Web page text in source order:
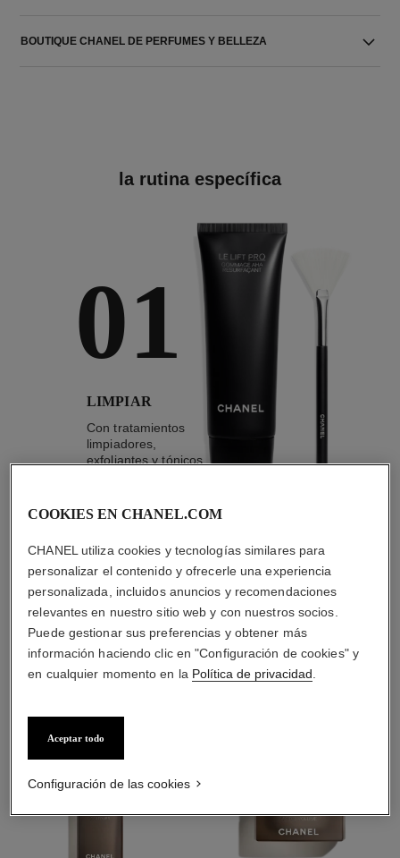
BOUTIQUE CHANEL DE PERFUMES Y BELLEZA
la rutina específica
01
LIMPIAR
Con tratamientos
limpiadores,
exfoliantes y tónicos
LA COMBINACIÓN PERFECTA
COOKIES EN CHANEL.COM
CHANEL utiliza cookies y tecnologías similares para
personalizar el contenido y ofrecerle una experiencia
personalizada, incluidos anuncios y recomendaciones
relevantes en nuestro sitio web y con nuestros socios.
Puede gestionar sus preferencias y obtener más
información haciendo clic en "Configuración de cookies" y
en cualquier momento en la Política de privacidad
Aceptar todo
Configuración de las cookies